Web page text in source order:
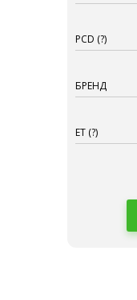
PCD (?)
БРЕНД
ET (?)